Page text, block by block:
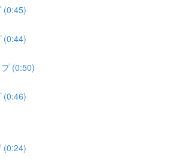
(0:45)
(0:44)
(0:50)
(0:46)
(0:24)